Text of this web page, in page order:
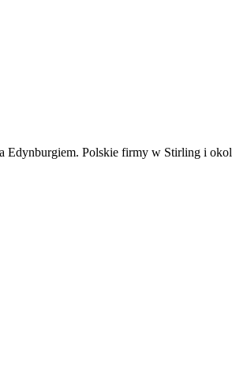
Edynburgiem. Polskie firmy w Stirling i